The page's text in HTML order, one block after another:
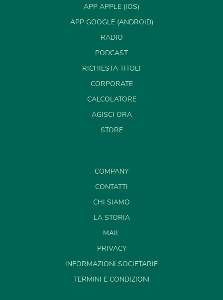
APP APPLE (IOS)
APP GOOGLE (ANDROID)
RADIO
PODCAST
RICHIESTA TITOLI
CORPORATE
CALCOLATORE
AGISCI ORA
STORE
COMPANY
CONTATTI
CHI SIAMO
LA STORIA
MAIL
PRIVACY
INFORMAZIONI SOCIETARIE
TERMINI E CONDIZIONI